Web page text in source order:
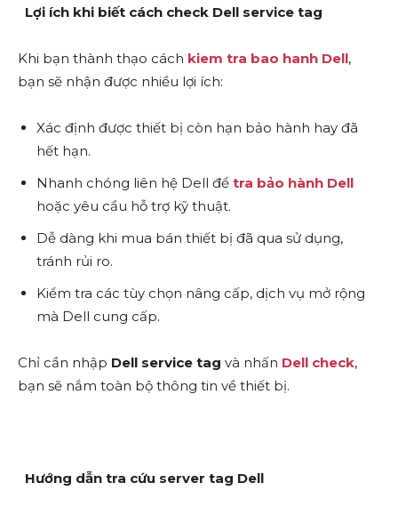
Lợi ích khi biết cách check Dell service tag
Khi bạn thành thạo cách kiem tra bao hanh Dell,
bạn sẽ nhận được nhiều lợi ích:
Xác định được thiết bị còn hạn bảo hành hay đã
hết hạn.
Nhanh chóng liên hệ Dell để tra bảo hành Dell
hoặc yêu cầu hỗ trợ kỹ thuật.
Dễ dàng khi mua bán thiết bị đã qua sử dụng,
tránh rủi ro.
Kiểm tra các tùy chọn nâng cấp, dịch vụ mở rộng
mà Dell cung cấp.
Chỉ cần nhập Dell service tag và nhấn Dell check,
bạn sẽ nắm toàn bộ thông tin về thiết bị.
Hướng dẫn tra cứu server tag Dell